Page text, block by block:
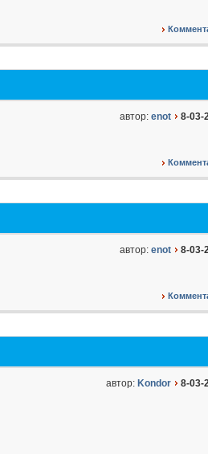
автор: enot 8-03-
автор: enot 8-03-
автор: Kondor 8-03-